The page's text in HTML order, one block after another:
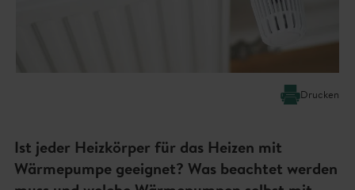
Drucken
Ist jeder Heizkörper für das Heizen mit
Wärmepumpe geeignet? Was beachtet werden